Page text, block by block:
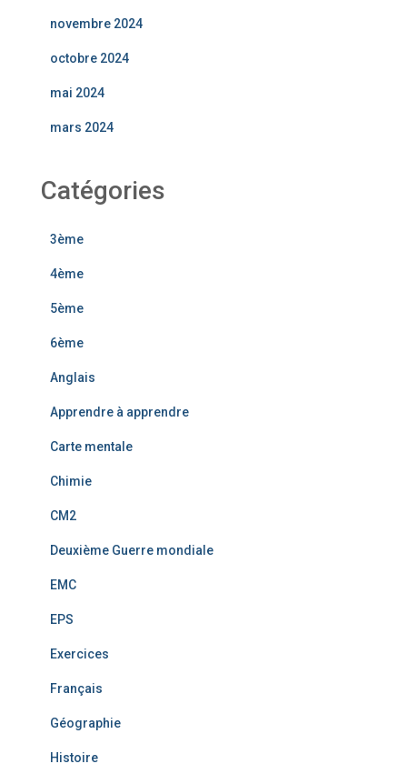
novembre 2024
octobre 2024
mai 2024
mars 2024
Catégories
3ème
4ème
5ème
6ème
Anglais
Apprendre à apprendre
Carte mentale
Chimie
CM2
Deuxième Guerre mondiale
EMC
EPS
Exercices
Français
Géographie
Histoire